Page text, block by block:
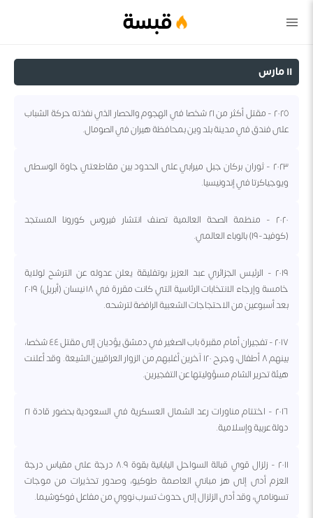
قبسة
١١ مارس
٢٠٢٥ - مقتل أكثر من ٢١ شخصا في الهجوم والحصار الذي نفذته حركة الشباب
على فندق في مدينة بلد وين بمحافظة هيران في الصومال.
٢٠٢٣ - ثوران بركان جبل ميرابي على الحدود بين مقاطعتي جاوة الوسطى
ويوجياكرتا في إندونيسيا.
٢٠٢٠ - منظمة الصحة العالمية تصنف انتشار فيروس كورونا المستجد
(كوفيد-١٩) بالوباء العالمي.
٢٠١٩ - الرئيس الجزائري عبد العزيز بوتفليقة يعلن عدوله عن الترشح لولاية
خامسة وإرجاء الانتخابات الرئاسية التي كانت مقررة في ١٨ نيسان (أبريل) ٢٠١٩
بعد أسبوعين من الاحتجاجات الشعبية الرافضة لترشحه.
٢٠١٧ - تفجيران أمام مقبرة باب الصغير في دمشق يؤديان إلى مقتل ٤٤ شخصا،
بينهم ٨ أطفال، وجرح ١٢٠ آخرين أغلبهم من الزوار العراقيين الشيعة. وقد أعلنت
هيئة تحرير الشام مسؤوليتها عن التفجيرين.
٢٠١٦ - اختتام مناورات رعد الشمال العسكرية في السعودية بحضور قادة ٢١
دولة عربية وإسلامية.
٢٠١١ - زلزال قوي قبالة السواحل اليابانية بقوة ٨.٩ درجة على مقياس درجة
العزم أدى إلى هز مباني العاصمة طوكيو، وصدور تحذيرات من موجات
تسونامي، وقد أدى الزلزال إلى حدوث تسرب نووي من مفاعل فوكوشيما.